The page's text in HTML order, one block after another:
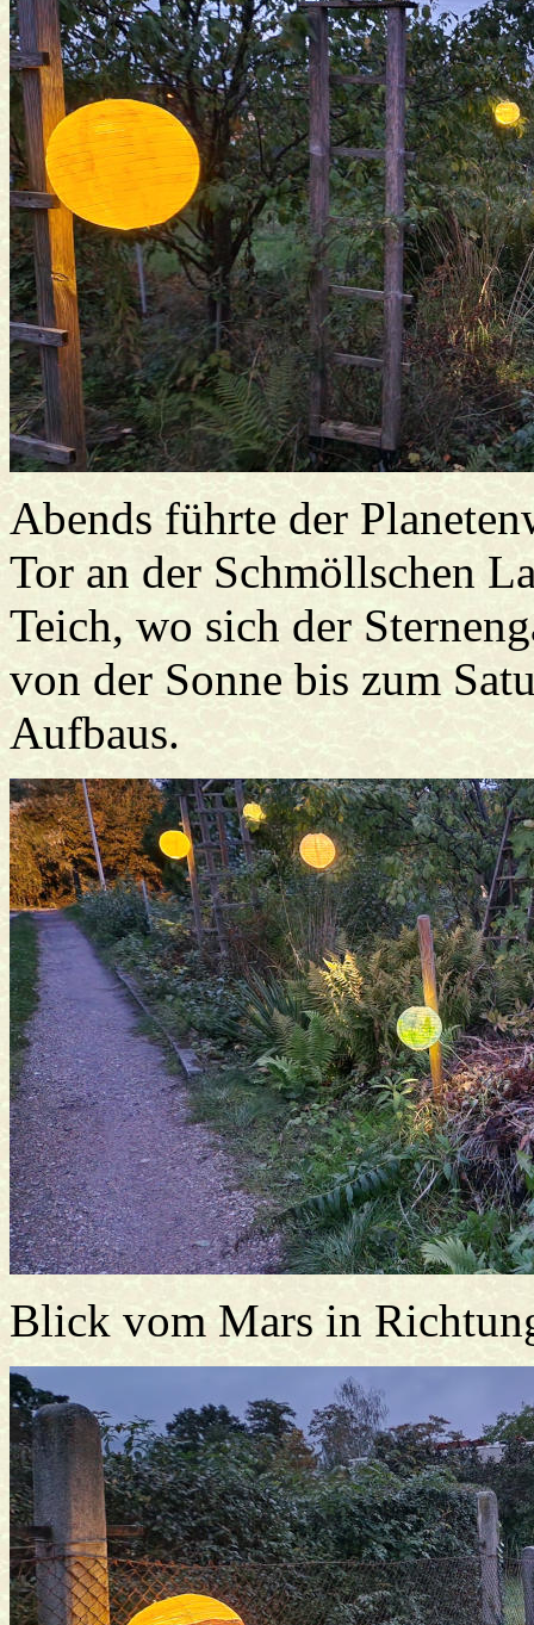
Abends führte der
Tor an der Schmöllschen
Teich, wo sich der
von der Sonne bis zum
Aufbaus.
Blick vom Mars in